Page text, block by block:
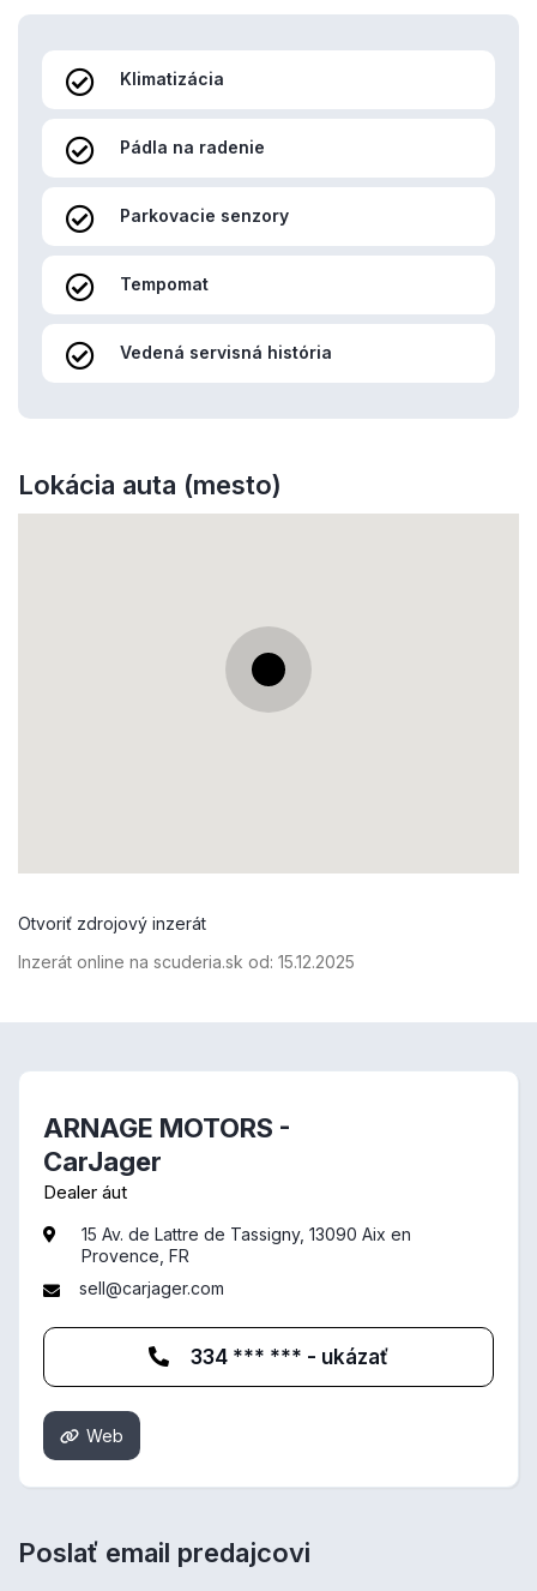
Klimatizácia
Pádla na radenie
Parkovacie senzory
Tempomat
Vedená servisná história
Lokácia auta (mesto)
Otvoriť zdrojový inzerát
Inzerát online na scuderia.sk od: 15.12.2025
Poslať email predajcovi
ARNAGE MOTORS -
CarJager
Dealer áut
15 Av. de Lattre de Tassigny, 13090 Aix en
Provence, FR
sell@carjager.com
334 *** *** - ukázať
Web